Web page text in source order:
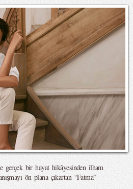
gerçek bir hayat hikâyesinden ilham
ön plana çıkartan “Fatma”